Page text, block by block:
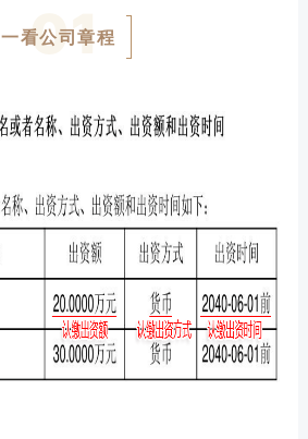
01
一看公司章程